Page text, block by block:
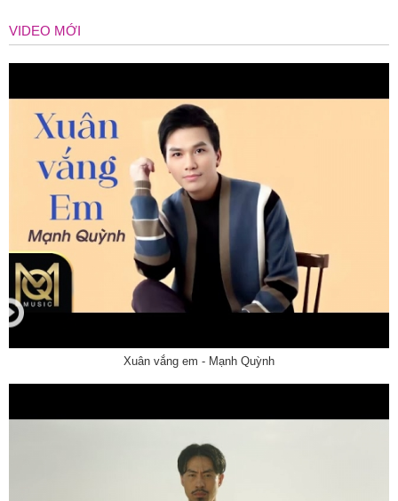
VIDEO MỚI
Xuân vắng em - Mạnh Quỳnh